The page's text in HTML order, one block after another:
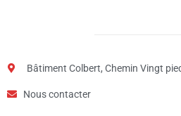
Bâtiment Colbert, Chemin Vingt
Nous contacter